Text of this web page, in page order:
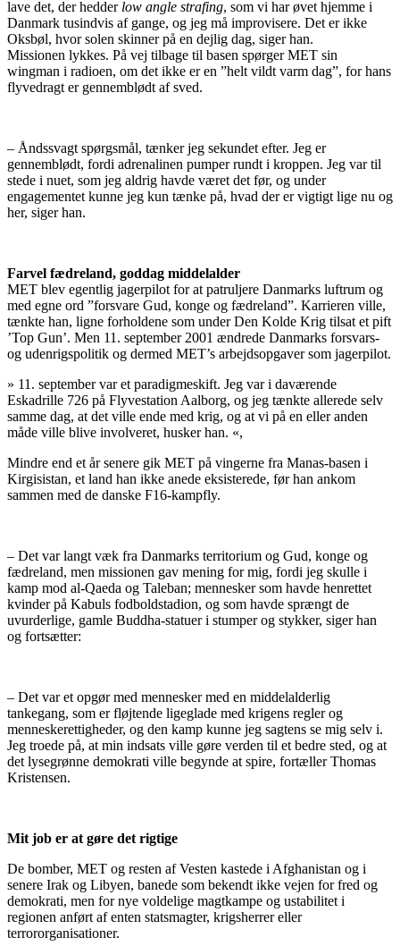
lave det, der hedder low angle strafing, som vi har øvet hjemme i
Danmark tusindvis af gange, og jeg må improvisere. Det er ikke
Oksbøl, hvor solen skinner på en dejlig dag, siger han.
Missionen lykkes. På vej tilbage til basen spørger MET sin
wingman i radioen, om det ikke er en ”helt vildt varm dag”, for hans
flyvedragt er gennemblødt af sved.
– Åndssvagt spørgsmål, tænker jeg sekundet efter. Jeg er
gennemblødt, fordi adrenalinen pumper rundt i kroppen. Jeg var til
stede i nuet, som jeg aldrig havde været det før, og under
engagementet kunne jeg kun tænke på, hvad der er vigtigt lige nu og
her, siger han.
Farvel fædreland, goddag middelalder
MET blev egentlig jagerpilot for at patruljere Danmarks luftrum og
med egne ord ”forsvare Gud, konge og fædreland”. Karrieren ville,
tænkte han, ligne forholdene som under Den Kolde Krig tilsat et pift
’Top Gun’. Men 11. september 2001 ændrede Danmarks forsvars-
og udenrigspolitik og dermed MET’s arbejdsopgaver som jagerpilot.
» 11. september var et paradigmeskift. Jeg var i daværende
Eskadrille 726 på Flyvestation Aalborg, og jeg tænkte allerede selv
samme dag, at det ville ende med krig, og at vi på en eller anden
måde ville blive involveret, husker han. «,
Mindre end et år senere gik MET på vingerne fra Manas-basen i
Kirgisistan, et land han ikke anede eksisterede, før han ankom
sammen med de danske F16-kampfly.
– Det var langt væk fra Danmarks territorium og Gud, konge og
fædreland, men missionen gav mening for mig, fordi jeg skulle i
kamp mod al-Qaeda og Taleban; mennesker som havde henrettet
kvinder på Kabuls fodboldstadion, og som havde sprængt de
uvurderlige, gamle Buddha-statuer i stumper og stykker, siger han
og fortsætter:
– Det var et opgør med mennesker med en middelalderlig
tankegang, som er fløjtende ligeglade med krigens regler og
menneskerettigheder, og den kamp kunne jeg sagtens se mig selv i.
Jeg troede på, at min indsats ville gøre verden til et bedre sted, og at
det lysegrønne demokrati ville begynde at spire, fortæller Thomas
Kristensen.
Mit job er at gøre det rigtige
De bomber, MET og resten af Vesten kastede i Afghanistan og i
senere Irak og Libyen, banede som bekendt ikke vejen for fred og
demokrati, men for nye voldelige magtkampe og ustabilitet i
regionen anført af enten statsmagter, krigsherrer eller
terrororganisationer.